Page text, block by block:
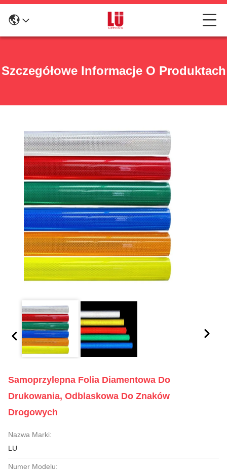
Szczegółowe Informacje O Produktach
Samoprzylepna Folia Diamentowa Do
Drukowania, Odblaskowa Do Znaków
Drogowych
Nazwa Marki:
LU
Numer Modelu: